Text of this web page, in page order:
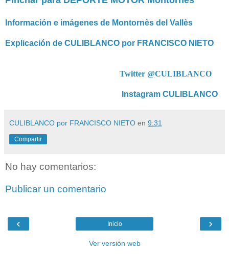
Información e imágenes de Montornès del Vallès
Explicación de CULIBLANCO por FRANCISCO NIETO
Twitter @CULIBLANCO
Instagram CULIBLANCO
CULIBLANCO por FRANCISCO NIETO en 9:31
Compartir
No hay comentarios:
Publicar un comentario
‹ ›
Inicio
Ver versión web